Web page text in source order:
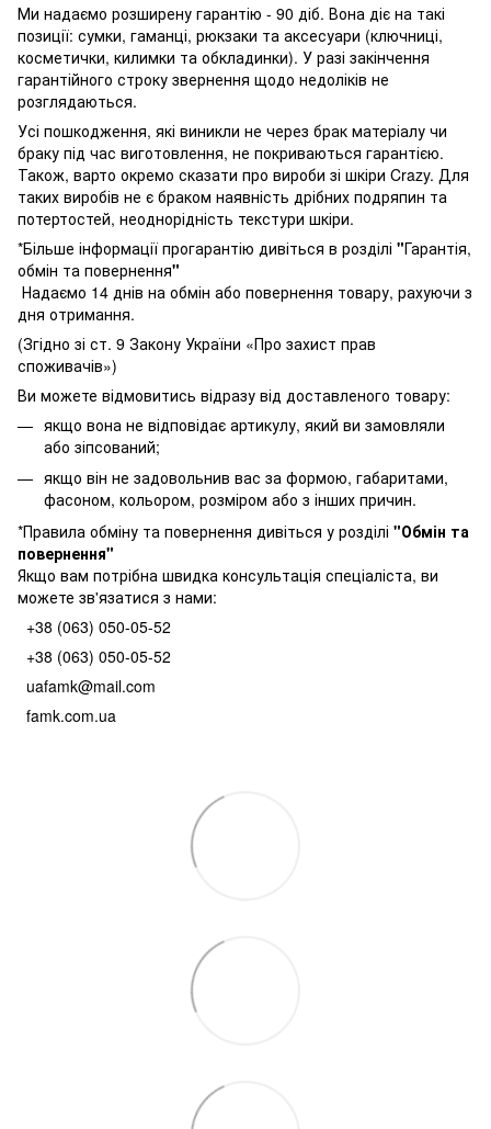
Ми надаємо розширену гарантію - 90 діб. Вона діє на такі
позиції: сумки, гаманці, рюкзаки та аксесуари (ключниці,
косметички, килимки та обкладинки). У разі закінчення
гарантійного строку звернення щодо недоліків не
розглядаються.
Усі пошкодження, які виникли не через брак матеріалу чи
браку під час виготовлення, не покриваються гарантією.
Також, варто окремо сказати про вироби зі шкіри Crazy. Для
таких виробів не є браком наявність дрібних подряпин та
потертостей, неоднорідність текстури шкіри.
*Більше інформації прогарантію дивіться в розділі "Гарантія,
обмін та повернення"
Надаємо 14 днів на обмін або повернення товару, рахуючи з
дня отримання.
(Згідно зі ст. 9 Закону України «Про захист прав
споживачів»)
Ви можете відмовитись відразу від доставленого товару:
якщо вона не відповідає артикулу, який ви замовляли
або зіпсований;
якщо він не задовольнив вас за формою, габаритами,
фасоном, кольором, розміром або з інших причин.
*Правила обміну та повернення дивіться у розділі "Обмін та
повернення"
Якщо вам потрібна швидка консультація спеціаліста, ви
можете зв'язатися з нами:
+38 (063) 050-05-52
+38 (063) 050-05-52
uafamk@mail.com
famk.com.ua